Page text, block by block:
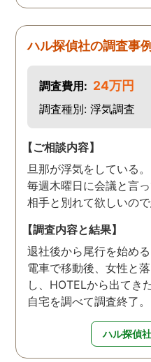
ハル探偵社の調査事
調査費用: 24万円
調査種別: 浮気調査
【ご相談内容】
旦那が浮気をしている。
毎週木曜日に会議と言っ
相手と別れて欲しいの
【調査内容と結果】
退社後から尾行を始める
電車で移動後、女性と
し、HOTELから出てき
自宅を調べて調査終了。
ハル探偵